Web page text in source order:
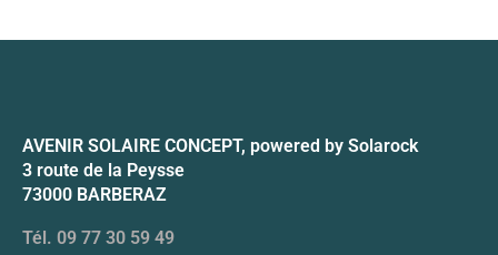
AVENIR SOLAIRE CONCEPT, powered by Solarock
3 route de la Peysse
73000 BARBERAZ
Tél. 09 77 30 59 49